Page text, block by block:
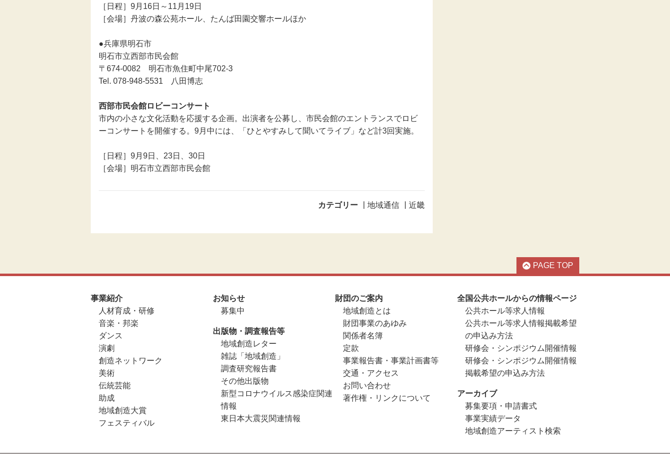
［日程］9月16日～11月19日
［会場］丹波の森公苑ホール、たんば田園交響ホールほか
●兵庫県明石市
明石市立西部市民会館
〒674-0082 明石市魚住町中尾702-3
Tel. 078-948-5531 八田博志
西部市民会館ロビーコンサート
市内の小さな文化活動を応援する企画。出演者を公募し、市民会館のエントランスでロビ
ーコンサートを開催する。9月中には、「ひとやすみして聞いてライブ」など計3回実施。
［日程］9月9日、23日、30日
［会場］明石市立西部市民会館
カテゴリー 地域通信 近畿
PAGE TOP
事業紹介
人材育成・研修
音楽・邦楽
ダンス
演劇
創造ネットワーク
美術
伝統芸能
助成
地域創造大賞
フェスティバル
お知らせ
募集中
出版物・調査報告等
地域創造レター
雑誌「地域創造」
調査研究報告書
その他出版物
新型コロナウイルス感染症関連
情報
東日本大震災関連情報
財団のご案内
地域創造とは
財団事業のあゆみ
関係者名簿
定款
事業報告書・事業計画書等
交通・アクセス
お問い合わせ
著作権・リンクについて
全国公共ホールからの情報ページ
公共ホール等求人情報
公共ホール等求人情報掲載希望
の申込み方法
研修会・シンポジウム開催情報
研修会・シンポジウム開催情報
掲載希望の申込み方法
アーカイブ
募集要項・申請書式
事業実績データ
地域創造アーティスト検索